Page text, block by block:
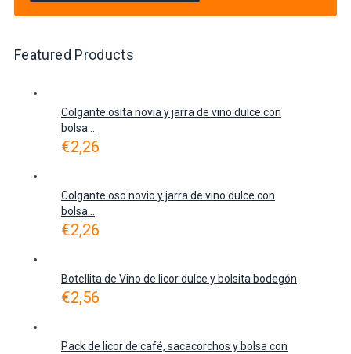
Featured Products
Colgante osita novia y jarra de vino dulce con
bolsa...
€2,26
Colgante oso novio y jarra de vino dulce con
bolsa...
€2,26
Botellita de Vino de licor dulce y bolsita bodegón
€2,56
Pack de licor de café, sacacorchos y bolsa con